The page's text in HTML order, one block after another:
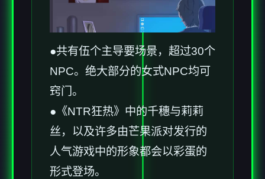
●共有伍个主导要场景，超过30个
NPC。绝大部分的女式NPC均可
窍门。
●《NTR狂热》中的千穗与莉莉
丝，以及许多由芒果派对发行的
人气游戏中的形象都会以彩蛋的
形式登场。